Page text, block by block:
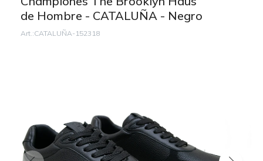
de Hombre - CATALUÑA - Negro
CATALUÑA-152318